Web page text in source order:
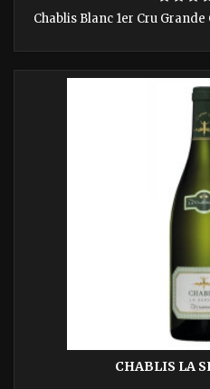
Chablis Blanc 1er Cru
CHABLIS LA